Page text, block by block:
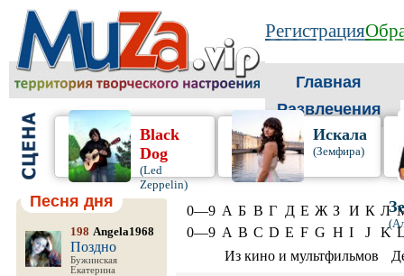
Регистрация
Главная
Развлечения
Black
Dog
(Led
Zeppelin)
Искала
(Земфира)
Песня дня
198 Angela1968
Поздно
Бужинская
Екатерина
0—9 А Б В Г Д Е Ж З И К Л
0—9 A B C D E F G H I J K
Из кино и мультфильмов